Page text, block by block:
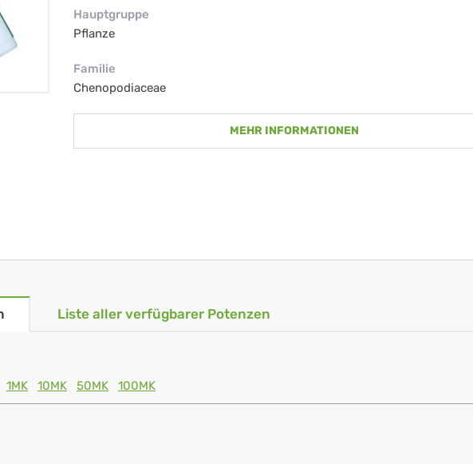
Hauptgruppe
Pflanze
Familie
Chenopodiaceae
MEHR INFORMATIONEN
Liste aller verfügbarer Potenzen
1MK 10MK 50MK 100MK